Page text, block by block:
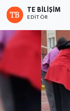
TE BILIŞIM
EDITÖR